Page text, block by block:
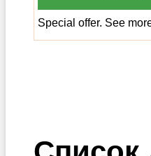
Special offer. See